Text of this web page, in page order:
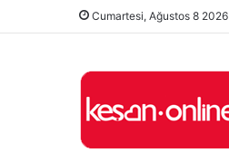
Cumartesi, Ağustos 8 2026